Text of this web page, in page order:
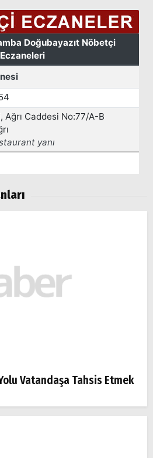
Vatandaşa Tahsis Etmek